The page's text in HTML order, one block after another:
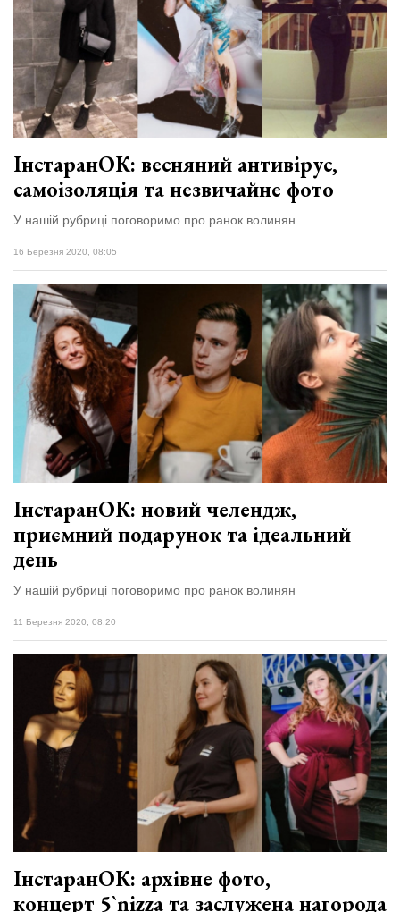
ІнстаранОК: весняний антивірус,
самоізоляція та незвичайне фото
У нашій рубриці поговоримо про ранок волинян
16 Березня 2020, 08:05
ІнстаранОК: новий челендж,
приємний подарунок та ідеальний
день
У нашій рубриці поговоримо про ранок волинян
11 Березня 2020, 08:20
ІнстаранОК: архівне фото,
концерт 5`nizza та заслужена нагорода